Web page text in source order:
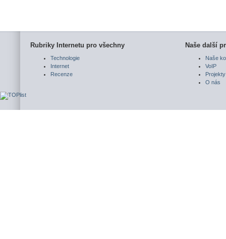
Rubriky Internetu pro všechny
Technologie
Internet
Recenze
Naše další
Naše
VoIP
Projekty
O nás